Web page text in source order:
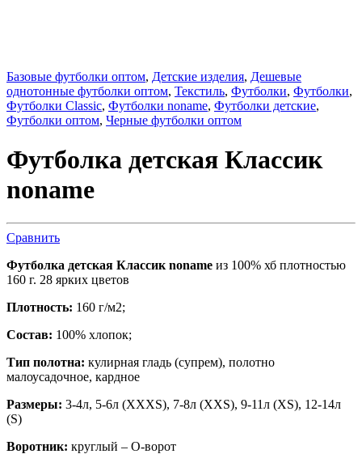
Базовые футболки оптом, Детские изделия, Дешевые
однотонные футболки оптом, Текстиль, Футболки, Футболки,
Футболки Classic, Футболки noname, Футболки детские,
Футболки оптом, Черные футболки оптом
Футболка детская Классик
noname
Сравнить
Футболка детская Классик noname из 100% хб плотностью
160 г. 28 ярких цветов
Плотность: 160 г/м2;
Состав: 100% хлопок;
Тип полотна: кулирная гладь (супрем), полотно
малоусадочное, кардное
Размеры: 3-4л, 5-6л (XXXS), 7-8л (XXS), 9-11л (XS), 12-14л
(S)
Воротник: круглый – О-ворот